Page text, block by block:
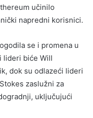
učinilo
napredni korisnici.
se i promena u
lideri biće Will
dok su odlazeći lideri
zaslužni za
uključujući